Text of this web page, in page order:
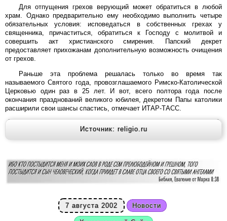
Для отпущения грехов верующий может обратиться в любой
храм. Однако предварительно ему необходимо выполнить четыре
обязательных условия: исповедаться в собственных грехах у
священника, причаститься, обратиться к Господу с молитвой и
совершить акт христианского смирения. Папский декрет
предоставляет прихожанам дополнительную возможность очищения
от грехов.
Раньше эта проблема решалась только во время так
называемого Святого года, провозглашаемого Римско-Католической
Церковью один раз в 25 лет. И вот, всего полтора года после
окончания празднований великого юбилея, декретом Папы католики
расширили свои шансы спастись, отмечает ИТАР-ТАСС.
Источник: religio.ru
7 августа 2002 Новости